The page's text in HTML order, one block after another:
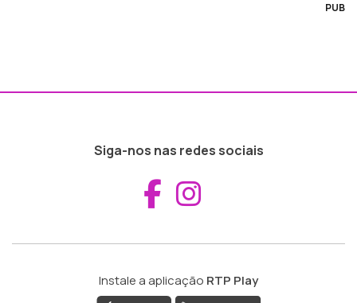
PUB
Siga-nos nas redes sociais
Aceder ao
Instale a aplicação RTP Play